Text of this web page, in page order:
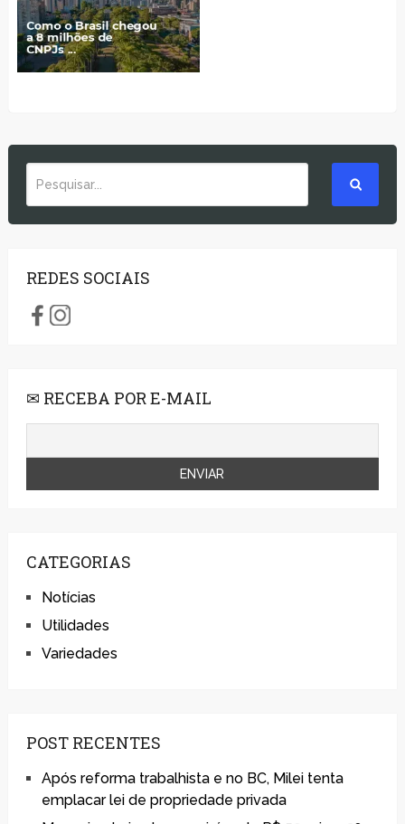
REDES SOCIAIS
✉ RECEBA POR E-MAIL
CATEGORIAS
Notícias
Utilidades
Variedades
POST RECENTES
Após reforma trabalhista e no BC, Milei tenta
emplacar lei de propriedade privada